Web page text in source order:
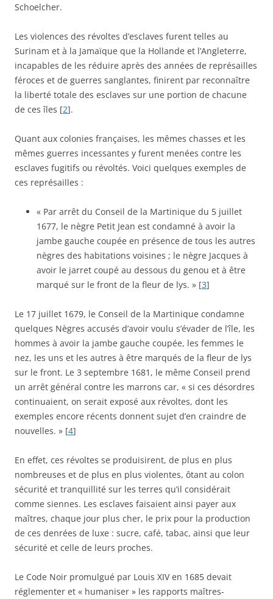
Schoelcher.
Les violences des révoltes d’esclaves furent telles au
Surinam et à la Jamaïque que la Hollande et l’Angleterre,
incapables de les réduire après des années de représailles
féroces et de guerres sanglantes, finirent par reconnaître
la liberté totale des esclaves sur une portion de chacune
de ces îles [2].
Quant aux colonies françaises, les mêmes chasses et les
mêmes guerres incessantes y furent menées contre les
esclaves fugitifs ou révoltés. Voici quelques exemples de
ces représailles :
« Par arrêt du Conseil de la Martinique du 5 juillet
1677, le nègre Petit Jean est condamné à avoir la
jambe gauche coupée en présence de tous les autres
nègres des habitations voisines ; le nègre Jacques à
avoir le jarret coupé au dessous du genou et à être
marqué sur le front de la fleur de lys. » [3]
Le 17 juillet 1679, le Conseil de la Martinique condamne
quelques Nègres accusés d’avoir voulu s’évader de l’île, les
hommes à avoir la jambe gauche coupée, les femmes le
nez, les uns et les autres à être marqués de la fleur de lys
sur le front. Le 3 septembre 1681, le même Conseil prend
un arrêt général contre les marrons car, « si ces désordres
continuaient, on serait exposé aux révoltes, dont les
exemples encore récents donnent sujet d’en craindre de
nouvelles. » [4]
En effet, ces révoltes se produisirent, de plus en plus
nombreuses et de plus en plus violentes, ôtant au colon
sécurité et tranquillité sur les terres qu’il considérait
comme siennes. Les esclaves faisaient ainsi payer aux
maîtres, chaque jour plus cher, le prix pour la production
de ces denrées de luxe : sucre, café, tabac, ainsi que leur
sécurité et celle de leurs proches.
Le Code Noir promulgué par Louis XIV en 1685 devait
réglementer et « humaniser » les rapports maîtres-